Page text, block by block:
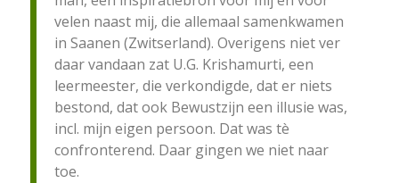
velen naast mij, die allemaal samenkwamen
in Saanen (Zwitserland). Overigens niet ver
daar vandaan zat U.G. Krishamurti, een
leermeester, die verkondigde, dat er niets
bestond, dat ook Bewustzijn een illusie was,
incl. mijn eigen persoon. Dat was tè
confronterend. Daar gingen we niet naar
toe.